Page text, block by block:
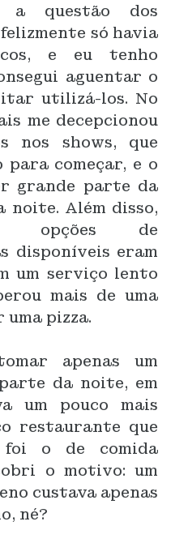
a questão dos
só havia
e eu tenho
aguentar o
utilizá-los. No
me decepcionou
nos shows, que
para começar, e o
grande parte da
Além disso,
opções de
disponíveis eram
um serviço lento
mais de uma
pizza.
apenas um
da noite, em
um pouco mais
restaurante que
o de comida
o motivo: um
custava apenas
né?